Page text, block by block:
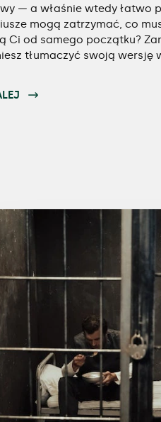
— a właśnie wtedy łatwo
mogą zatrzymać, co
Ci od samego początku?
tłumaczyć swoją wersję